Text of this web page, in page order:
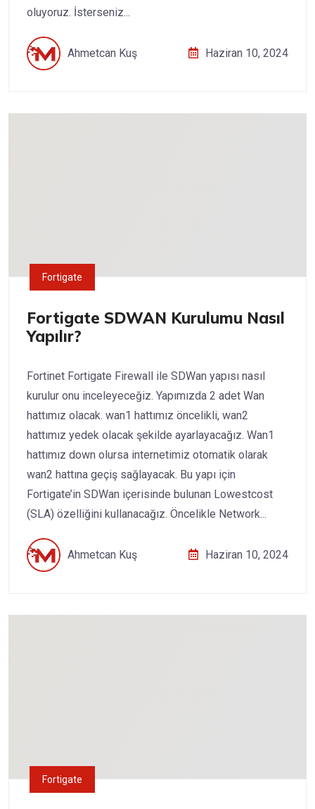
oluyoruz. İsterseniz...
Ahmetcan Kuş Haziran 10, 2024
Fortigate
Fortigate SDWAN Kurulumu Nasıl
Yapılır?
Fortinet Fortigate Firewall ile SDWan yapısı nasıl
kurulur onu inceleyeceğiz. Yapımızda 2 adet Wan
hattımız olacak. wan1 hattımız öncelikli, wan2
hattımız yedek olacak şekilde ayarlayacağız. Wan1
hattımız down olursa internetimiz otomatik olarak
wan2 hattına geçiş sağlayacak. Bu yapı için
Fortigate’in SDWan içerisinde bulunan Lowestcost
(SLA) özelliğini kullanacağız. Öncelikle Network...
Ahmetcan Kuş Haziran 10, 2024
Fortigate